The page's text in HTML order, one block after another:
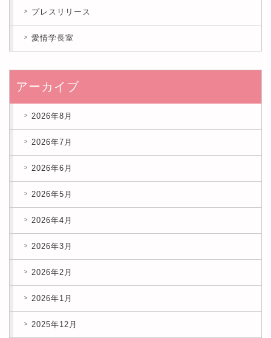
プレスリリース
愛情学長室
アーカイブ
2026年8月
2026年7月
2026年6月
2026年5月
2026年4月
2026年3月
2026年2月
2026年1月
2025年12月